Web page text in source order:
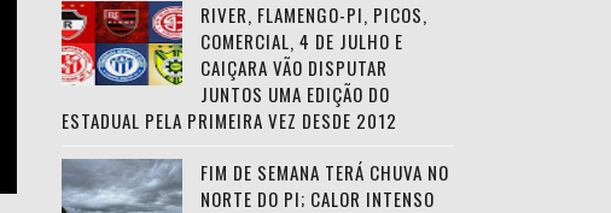
RIVER, FLAMENGO-PI, PICOS,
COMERCIAL, 4 DE JULHO E
CAIÇARA VÃO DISPUTAR
JUNTOS UMA EDIÇÃO DO
ESTADUAL PELA PRIMEIRA VEZ DESDE 2012
FIM DE SEMANA TERÁ CHUVA NO
NORTE DO PI; CALOR INTENSO